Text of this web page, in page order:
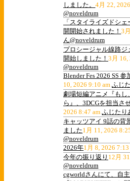
しました。 4月 22,
@noveldrum
「スタイライズドシ
開開始されました！ 3
ん@noveldrum
プロシージャル線路
開始しました！ 3月 16,
@noveldrum
Blender Fes 2026 SS
10, 2026 9:10 am ふじ
劇場短編アニメ『も
ら』、3DCGを担当さ
2026 8:47 am ふじたり
キャッツアイ 9話の背
ました1月 11, 2026
@noveldrum
2026年1月 8, 2026
今年の振り返り 12月
@noveldrum
cgworldさんにて、自